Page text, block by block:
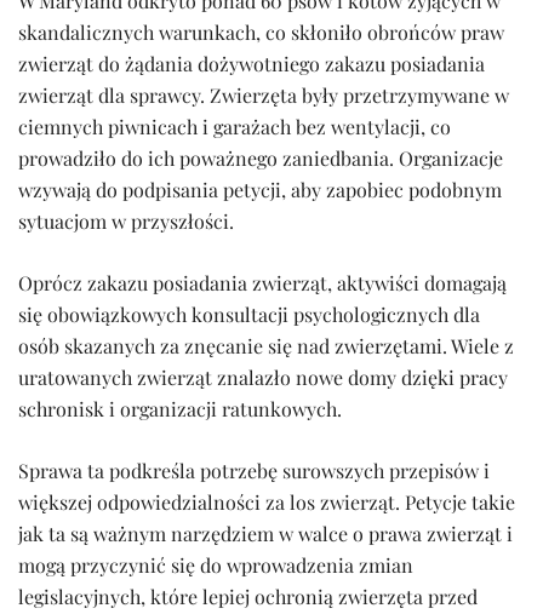
skandalicznych warunkach, co skłoniło obrońców praw
zwierząt do żądania dożywotniego zakazu posiadania
zwierząt dla sprawcy. Zwierzęta były przetrzymywane w
ciemnych piwnicach i garażach bez wentylacji, co
prowadziło do ich poważnego zaniedbania. Organizacje
wzywają do podpisania petycji, aby zapobiec podobnym
sytuacjom w przyszłości.
Oprócz zakazu posiadania zwierząt, aktywiści domagają
się obowiązkowych konsultacji psychologicznych dla
osób skazanych za znęcanie się nad zwierzętami. Wiele z
uratowanych zwierząt znalazło nowe domy dzięki pracy
schronisk i organizacji ratunkowych.
Sprawa ta podkreśla potrzebę surowszych przepisów i
większej odpowiedzialności za los zwierząt. Petycje takie
jak ta są ważnym narzędziem w walce o prawa zwierząt i
mogą przyczynić się do wprowadzenia zmian
legislacyjnych, które lepiej ochronią zwierzęta przed